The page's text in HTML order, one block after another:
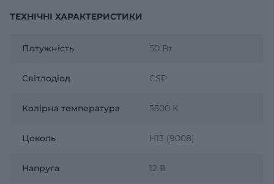
ТЕХНІЧНІ ХАРАКТЕРИСТИКИ
Потужність 50 Вт
Світлодіод CSP
Колірна температура 5500 K
Цоколь H13 (9008)
Напруга 12 В